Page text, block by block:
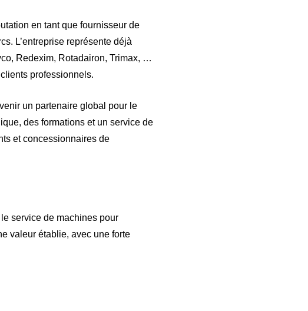
en tant que fournisseur de
L’entreprise représente déjà
Redexim, Rotadairon, Trimax, …
professionnels.
un partenaire global pour le
des formations et un service de
et concessionnaires de
service de machines pour
valeur établie, avec une forte